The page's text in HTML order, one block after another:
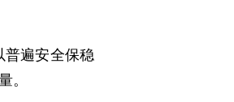
普遍安全保稳
。